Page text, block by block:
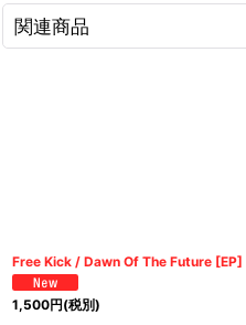
関連商品
Free Kick / Dawn Of The Future [EP]
1,500円(税別)